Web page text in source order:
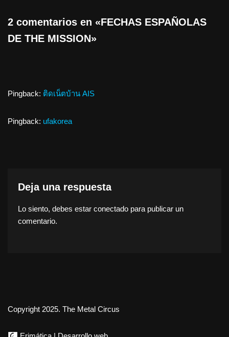
2 comentarios en «FECHAS ESPAÑOLAS
DE THE MISSION»
Pingback: ติดเน็ตบ้าน AIS
Pingback: ufakorea
Deja una respuesta
Lo siento, debes estar conectado para publicar un
comentario.
Copyright 2025. The Metal Circus